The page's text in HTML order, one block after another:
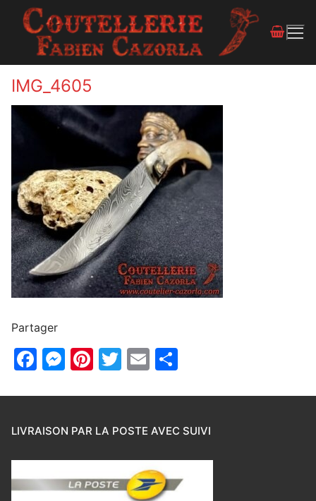
IMG_4605
Partager
Facebook
Messenger
Pinterest
Twitter
Email
LIVRAISON PAR LA POSTE AVEC SUIVI